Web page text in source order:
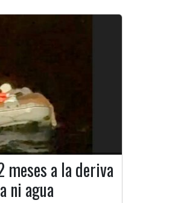
meses a la deriva
ni agua